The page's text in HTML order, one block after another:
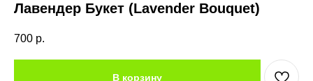
Лавендер Букет (Lavender Bouquet)
700 р.
В корзину